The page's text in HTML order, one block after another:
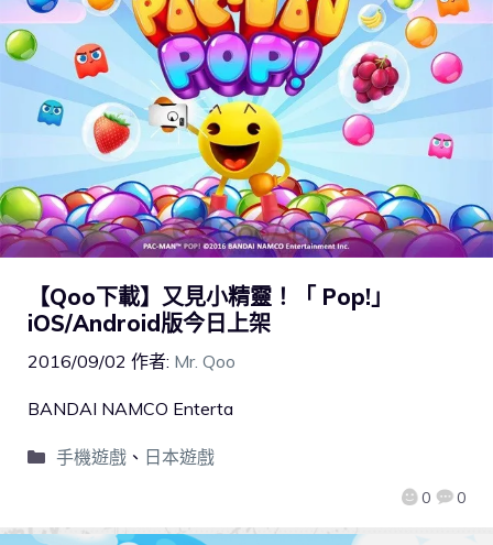
【Qoo下載】又見小精靈！「 Pop!」
iOS/Android版今日上架
2016/09/02 作者: Mr. Qoo
0 0
BANDAI NAMCO Enterta
手機遊戲、 日本遊戲